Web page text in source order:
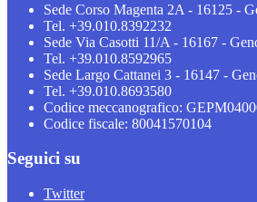
Sede Corso Magenta 2A - 16125 -
Tel. +39.010.8392232
Sede Via Casotti 11/A - 16167 -
Tel. +39.010.8592965
Sede Largo Cattanei 3 - 16147 -
Tel. +39.010.8693580
Codice meccanografico:
Codice fiscale: 80041570104
Seguici su
Twitter